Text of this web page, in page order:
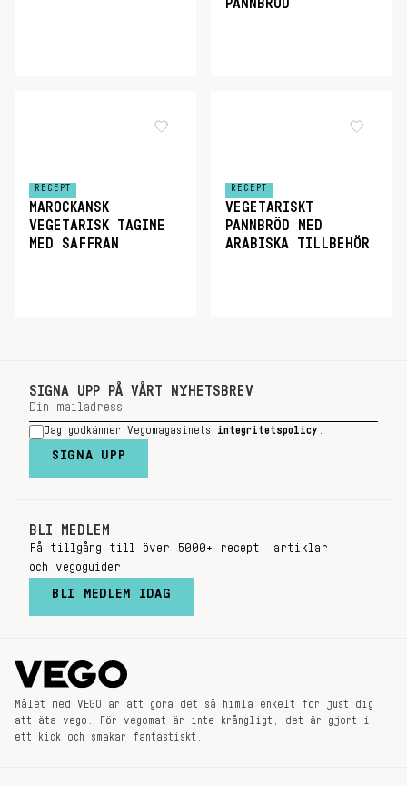
PANNBRÖD
RECEPT
MAROCKANSK
VEGETARISK TAGINE
MED SAFFRAN
RECEPT
VEGETARISKT
PANNBRÖD MED
ARABISKA TILLBEHÖR
SIGNA UPP PÅ VÅRT NYHETSBREV
Jag godkänner Vegomagasinets integritetspolicy
SIGNA UPP
BLI MEDLEM
Få tillgång till över 5000+ recept, artiklar
och vegoguider!
BLI MEDLEM IDAG
Målet med VEGO är att göra det så himla enkelt för just dig
att äta vego. För vegomat är inte krångligt, det är gjort i
ett kick och smakar fantastiskt.